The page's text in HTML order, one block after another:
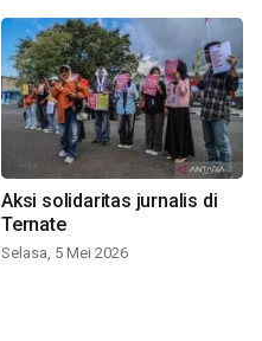
Aksi solidaritas jurnalis di
Ternate
Selasa, 5 Mei 2026